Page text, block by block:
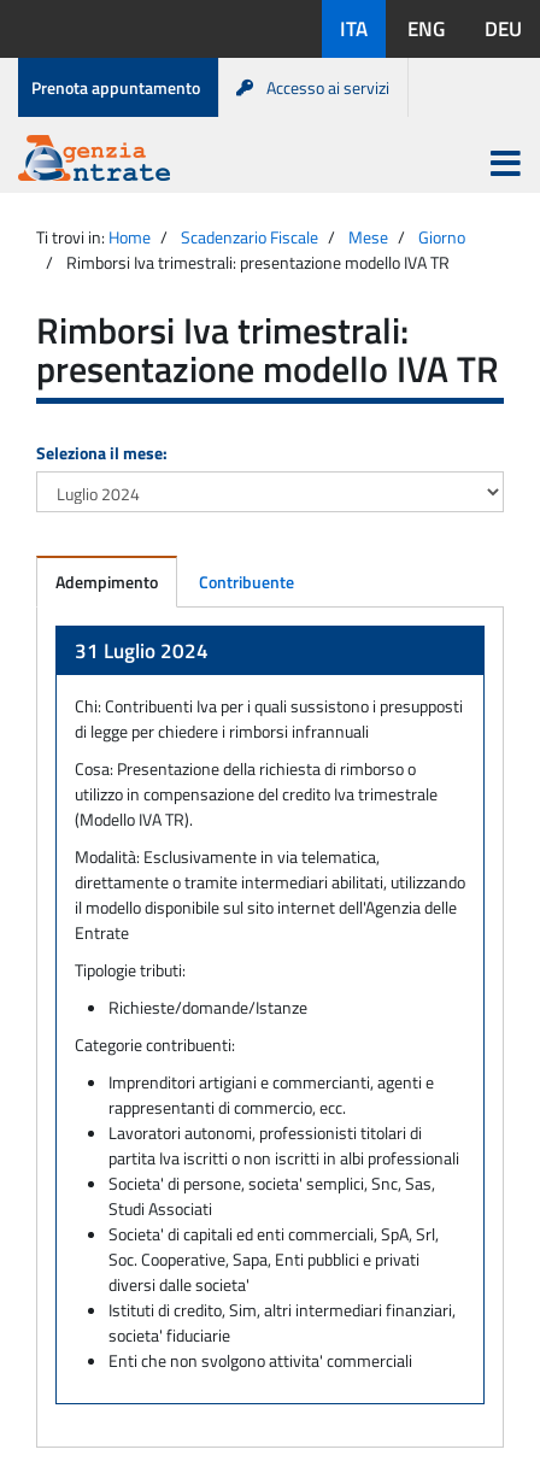
contenuto
disponibili:
ITA ENG DEU
Menu
di
servizio
Prenota appuntamento Accesso ai servizi
Agenzia
Entrate
Apri
menu
principale
Ti trovi in: Home Scadenzario Fiscale Mese
Giorno
Rimborsi Iva trimestrali: presentazione modello IVA TR
Rimborsi Iva trimestrali:
presentazione modello IVA TR
Seleziona il mese:
Adempimento Contribuente
31 Luglio 2024
Chi:Contribuenti Iva per i quali sussistono i presupposti
di legge per chiedere i rimborsi infrannuali
Cosa: Presentazione della richiesta di rimborso o
utilizzo in compensazione del credito Iva trimestrale
(Modello IVA TR).
Modalità: Esclusivamente in via telematica,
direttamente o tramite intermediari abilitati, utilizzando
il modello disponibile sul sito internet dell'Agenzia delle
Entrate
Tipologie tributi:
Richieste/domande/Istanze
Categorie contribuenti:
Imprenditori artigiani e commercianti, agenti e
rappresentanti di commercio, ecc.
Lavoratori autonomi, professionisti titolari di
partita Iva iscritti o non iscritti in albi professionali
Societa' di persone, societa' semplici, Snc, Sas,
Studi Associati
Societa' di capitali ed enti commerciali, SpA, Srl,
Soc. Cooperative, Sapa, Enti pubblici e privati
diversi dalle societa'
Istituti di credito, Sim, altri intermediari finanziari,
societa' fiduciarie
Enti che non svolgono attivita' commerciali